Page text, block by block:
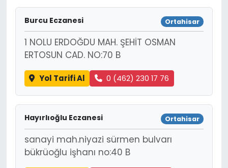
Burcu Eczanesi Ortahisar
1 NOLU ERDOĞDU MAH. ŞEHİT OSMAN
ERTOSUN CAD. NO:70 B
Yol Tarifi Al 0 (462) 230 17 76
Hayırlıoğlu Eczanesi Ortahisar
sanayi mah.niyazi sürmen bulvarı
bükrüoğlu işhanı no:40 B